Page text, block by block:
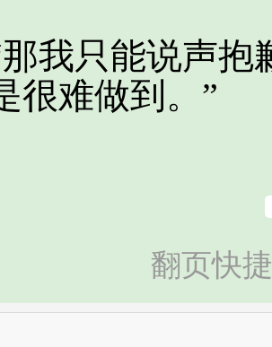
只能说声抱
很难做到。”
翻页快